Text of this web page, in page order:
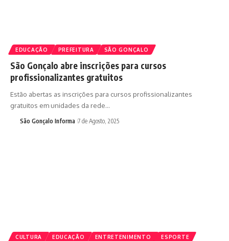
EDUCAÇÃO PREFEITURA SÃO GONÇALO
São Gonçalo abre inscrições para cursos
profissionalizantes gratuitos
Estão abertas as inscrições para cursos profissionalizantes
gratuitos em unidades da rede…
São Gonçalo Informa 7 de Agosto, 2025
CULTURA EDUCAÇÃO ENTRETENIMENTO
ESPORTE